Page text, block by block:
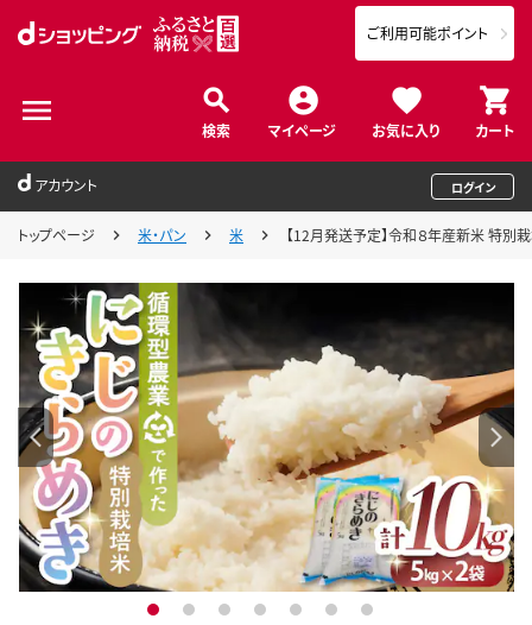
検索 マイページ お気に入り カート
ご利用可能ポイント
アカウント ログイン
トップページ 米・パン 米 【12月発送予定】令和８年産新米 特
1 2 3 4 5 6 7